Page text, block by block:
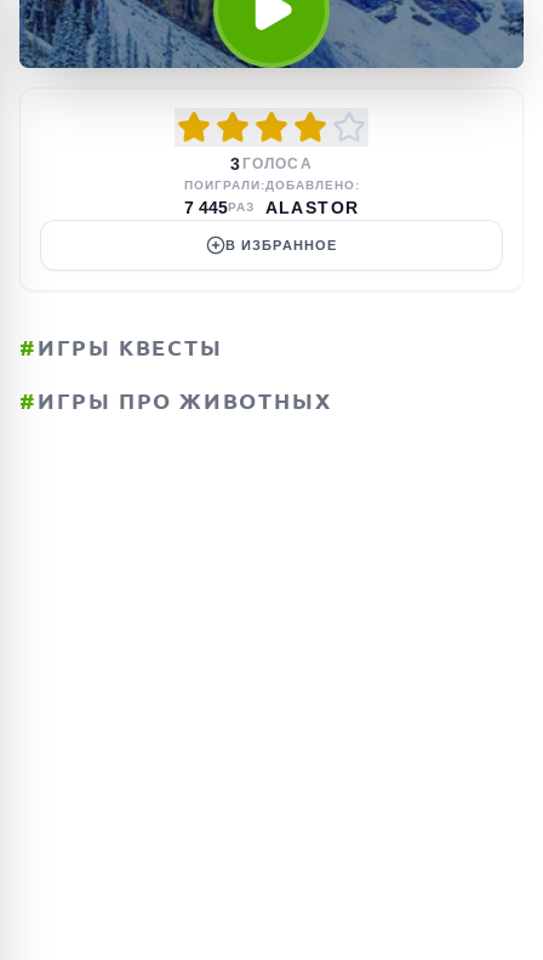
3 ГОЛОСА
ПОИГРАЛИ:
7 445РАЗ
ДОБАВЛЕНО:
ALASTOR
В ИЗБРАННОЕ
#ИГРЫ КВЕСТЫ
#ИГРЫ ПРО ЖИВОТНЫХ